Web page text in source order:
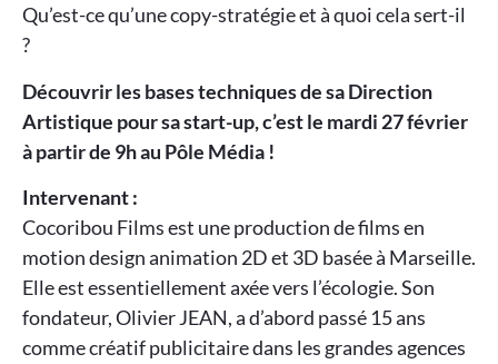
Qu’est-ce qu’une copy-stratégie et à quoi cela sert-il
?
Découvrir les bases techniques de sa Direction
Artistique pour sa start-up, c’est le mardi 27 février
à partir de 9h au Pôle Média !
Intervenant :
Cocoribou Films est une production de films en
motion design animation 2D et 3D basée à Marseille.
Elle est essentiellement axée vers l’écologie. Son
fondateur, Olivier JEAN, a d’abord passé 15 ans
comme créatif publicitaire dans les grandes agences